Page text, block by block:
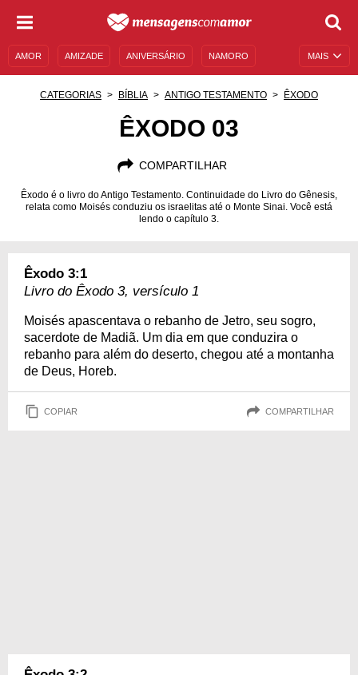
MAIS
AMOR AMIZADE ANIVERSÁRIO NAMORO
AUTOAJUDA
CATEGORIAS BÍBLIA ANTIGO TESTAMENTO ÊXODO
ÊXODO 03
COMPARTILHAR
Êxodo é o livro do Antigo Testamento. Continuidade do Livro do Gênesis,
relata como Moisés conduziu os israelitas até o Monte Sinai. Você está
lendo o capítulo 3.
Êxodo 3:1
Livro do Êxodo 3, versículo 1
Moisés apascentava o rebanho de Jetro, seu sogro,
sacerdote de Madiã. Um dia em que conduzira o
rebanho para além do deserto, chegou até a montanha
de Deus, Horeb.
COPIAR COMPARTILHAR